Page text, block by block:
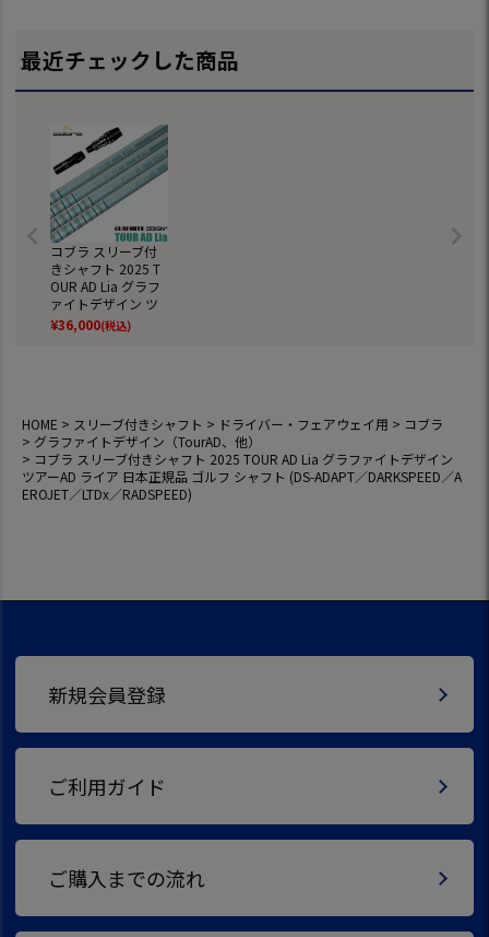
PEEDZONE)
最近チェックした商品
コブラ スリーブ付
きシャフト 2025 T
OUR AD Lia グラフ
ァイトデザイン ツ
アーAD ライア 日本
正規品 ゴルフ シャ
¥36,000(税込)
HOME スリーブ付きシャフト ドライバー・フェアウェイ用
コブラ
グラファイトデザイン（TourAD、他）
コブラ スリーブ付きシャフト 2025 TOUR AD Lia グラファイトデザイン
ツアーAD ライア 日本正規品 ゴルフ シャフト (DS-ADAPT／DARKSPEED／A
EROJET／LTDx／RADSPEED)
新規会員登録
ご利用ガイド
ご購入までの流れ